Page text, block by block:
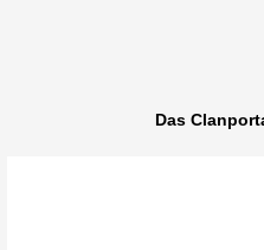
Das